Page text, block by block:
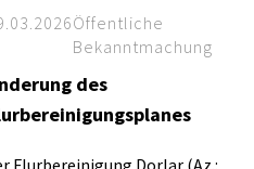
Öffentliche
Bekanntmachung
des
Flurbereinigung Dorlar (Az.: